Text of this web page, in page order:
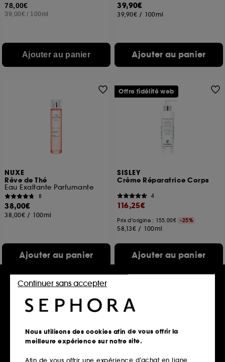
78,00€
39,00€ / 100ml
Ajouter au panier
39,90€
39,90€ / 100ml
Ajouter au panier
NUXE
Rêve de Thé
Eau Exaltante Parfumante
8
38,00€
38,00€ / 100ml
Ajouter au panier
SISLEY
Crème Réparatrice Corps
4
116,25€
Prix d'origine : 155,00€ -25%
58,13€ / 100ml
Ajouter au panier
Offre fidélité web
Nous utilisons des cookies afin de vous offrir la
meilleure expérience sur notre site.
Afin de vous offrir une expérience d’achat en ligne
Continuer sans accepter